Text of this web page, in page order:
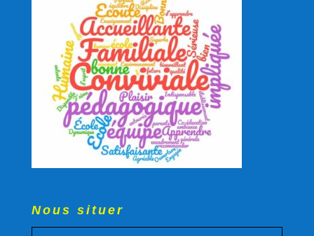
Nous situer